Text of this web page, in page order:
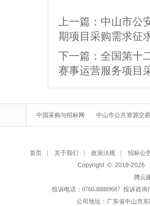
上一篇： 中山市公
期项目采购需求征
下一篇： 全国第十
赛事运营服务项目
中国采购与招标网 中山市公共资源交
首页 关于我们 政策法规
招标公
Copyright © 2019-2026
腾云
投诉电话：0760-88889687 投诉咨
公司地址：广东省中山市